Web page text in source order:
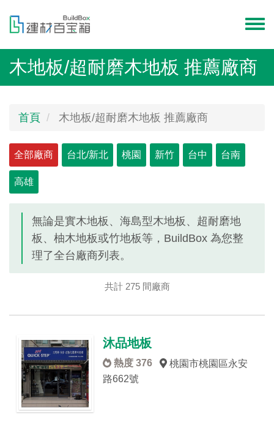
內
容
menu
木地板/超耐磨木地板 推薦廠商
首頁 木地板/超耐磨木地板 推薦廠商
Primary
tabs
全部廠商
用
台北/新北 桃園 新竹 台中 台南
高雄
無論是實木地板、海島型木地板、超耐磨地
板、柚木地板或竹地板等，BuildBox 為您整
理了全台廠商列表。
共計 275 間廠商
沐品地板
熱度 376
桃園市桃園區永安
路662號